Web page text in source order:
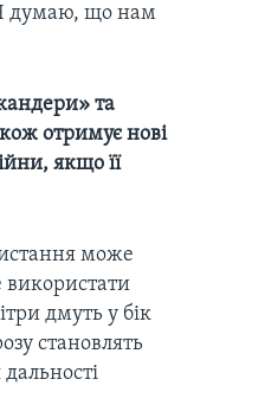
Я думаю, що нам
та
отримує нові
якщо її
може
використати
дмуть у бік
становлять